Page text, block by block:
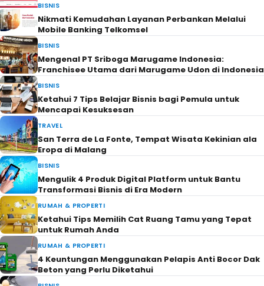
BISNIS
Nikmati Kemudahan Layanan Perbankan Melalui
Mobile Banking Telkomsel
BISNIS
Mengenal PT Sriboga Marugame Indonesia:
Franchisee Utama dari Marugame Udon di Indonesia
BISNIS
Ketahui 7 Tips Belajar Bisnis bagi Pemula untuk
Mencapai Kesuksesan
TRAVEL
San Terra de La Fonte, Tempat Wisata Kekinian ala
Eropa di Malang
BISNIS
Mengulik 4 Produk Digital Platform untuk Bantu
Transformasi Bisnis di Era Modern
RUMAH & PROPERTI
Ketahui Tips Memilih Cat Ruang Tamu yang Tepat
untuk Rumah Anda
RUMAH & PROPERTI
4 Keuntungan Menggunakan Pelapis Anti Bocor Dak
Beton yang Perlu Diketahui